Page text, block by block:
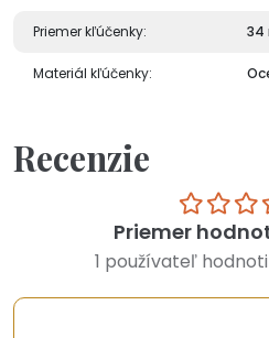
Priemer kľúčenky: 34
Materiál kľúčenky:
Recenzie
Priemer
1 používateľ